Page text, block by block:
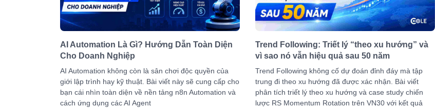
AI Automation Là Gì? Hướng Dẫn Toàn Diện
Cho Doanh Nghiệp
AI Automation không còn là sân chơi độc quyền của
giới lập trình hay kỹ thuật. Bài viết này sẽ cung cấp cho
bạn cái nhìn toàn diện về nền tảng n8n Automation và
cách ứng dụng các AI Agent
Trend Following: Triết lý “theo xu hướng” và
vì sao nó vẫn hiệu quả sau 50 năm
Trend Following không cố dự đoán đỉnh đáy mà tập
trung đi theo xu hướng đã được xác nhận. Bài viết
phân tích triết lý theo xu hướng và case study chiến
lược RS Momentum Rotation trên VN30 với kết quả